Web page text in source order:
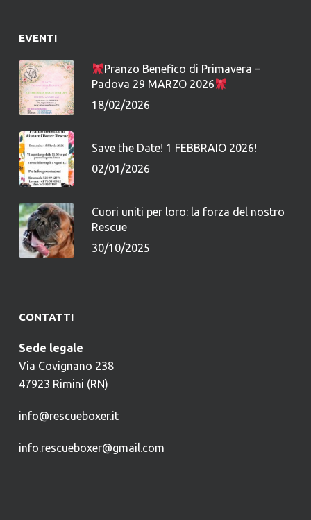
EVENTI
Pranzo Benefico di Primavera –
Padova 29 MARZO 2026
18/02/2026
Save the Date! 1 FEBBRAIO 2026!
02/01/2026
Cuori uniti per loro: la forza del nostro
Rescue
30/10/2025
CONTATTI
Sede legale
Via Covignano 238
47923 Rimini (RN)
info@rescueboxer.it
info.rescueboxer@gmail.com